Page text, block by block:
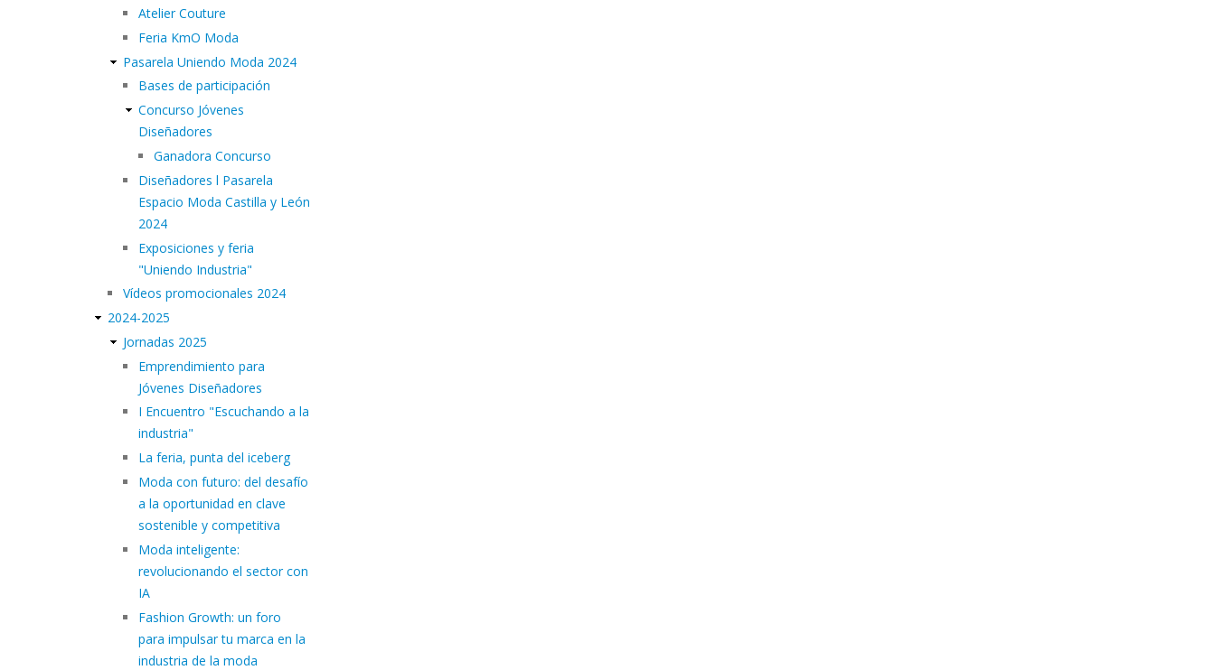
Atelier Couture
Feria KmO Moda
Pasarela Uniendo Moda 2024
Bases de participación
Concurso Jóvenes
Diseñadores
Ganadora Concurso
Diseñadores l Pasarela
Espacio Moda Castilla y León
2024
Exposiciones y feria
"Uniendo Industria"
Vídeos promocionales 2024
2024-2025
Jornadas 2025
Emprendimiento para
Jóvenes Diseñadores
I Encuentro "Escuchando a la
industria"
La feria, punta del iceberg
Moda con futuro: del desafío
a la oportunidad en clave
sostenible y competitiva
Moda inteligente:
revolucionando el sector con
IA
Fashion Growth: un foro
para impulsar tu marca en la
industria de la moda